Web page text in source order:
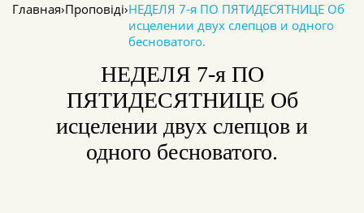
Главная›Проповіді›НЕДЕЛЯ 7-я ПО ПЯТИДЕСЯТНИЦЕ Об
исцелении двух слепцов и одного
бесноватого.
НЕДЕЛЯ 7-я ПО
ПЯТИДЕСЯТНИЦЕ Об
исцелении двух слепцов и
одного бесноватого.